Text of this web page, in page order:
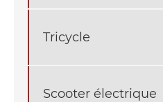
Tricycle
Scooter électrique